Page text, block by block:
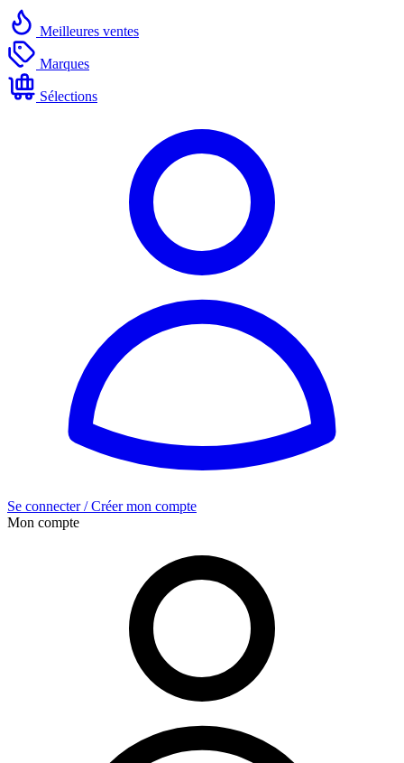
Meilleures ventes
Marques
Sélections
Se connecter / Créer mon compte
Mon compte